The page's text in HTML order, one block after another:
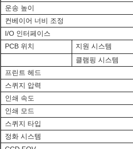
운송 높이
컨베이어 너비 조정
I/O 인터페이스
PCB 위치
지원 시스템
클램핑 시스템
프린트 헤드
스퀴지 압력
인쇄 속도
인쇄 모드
스퀴지 타입
정화 시스템